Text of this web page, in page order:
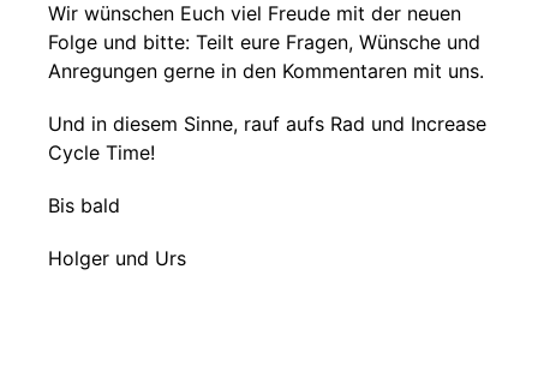
Wir wünschen Euch viel Freude mit der neuen
Folge und bitte: Teilt eure Fragen, Wünsche und
Anregungen gerne in den Kommentaren mit uns.
Und in diesem Sinne, rauf aufs Rad und Increase
Cycle Time!
Bis bald
Holger und Urs